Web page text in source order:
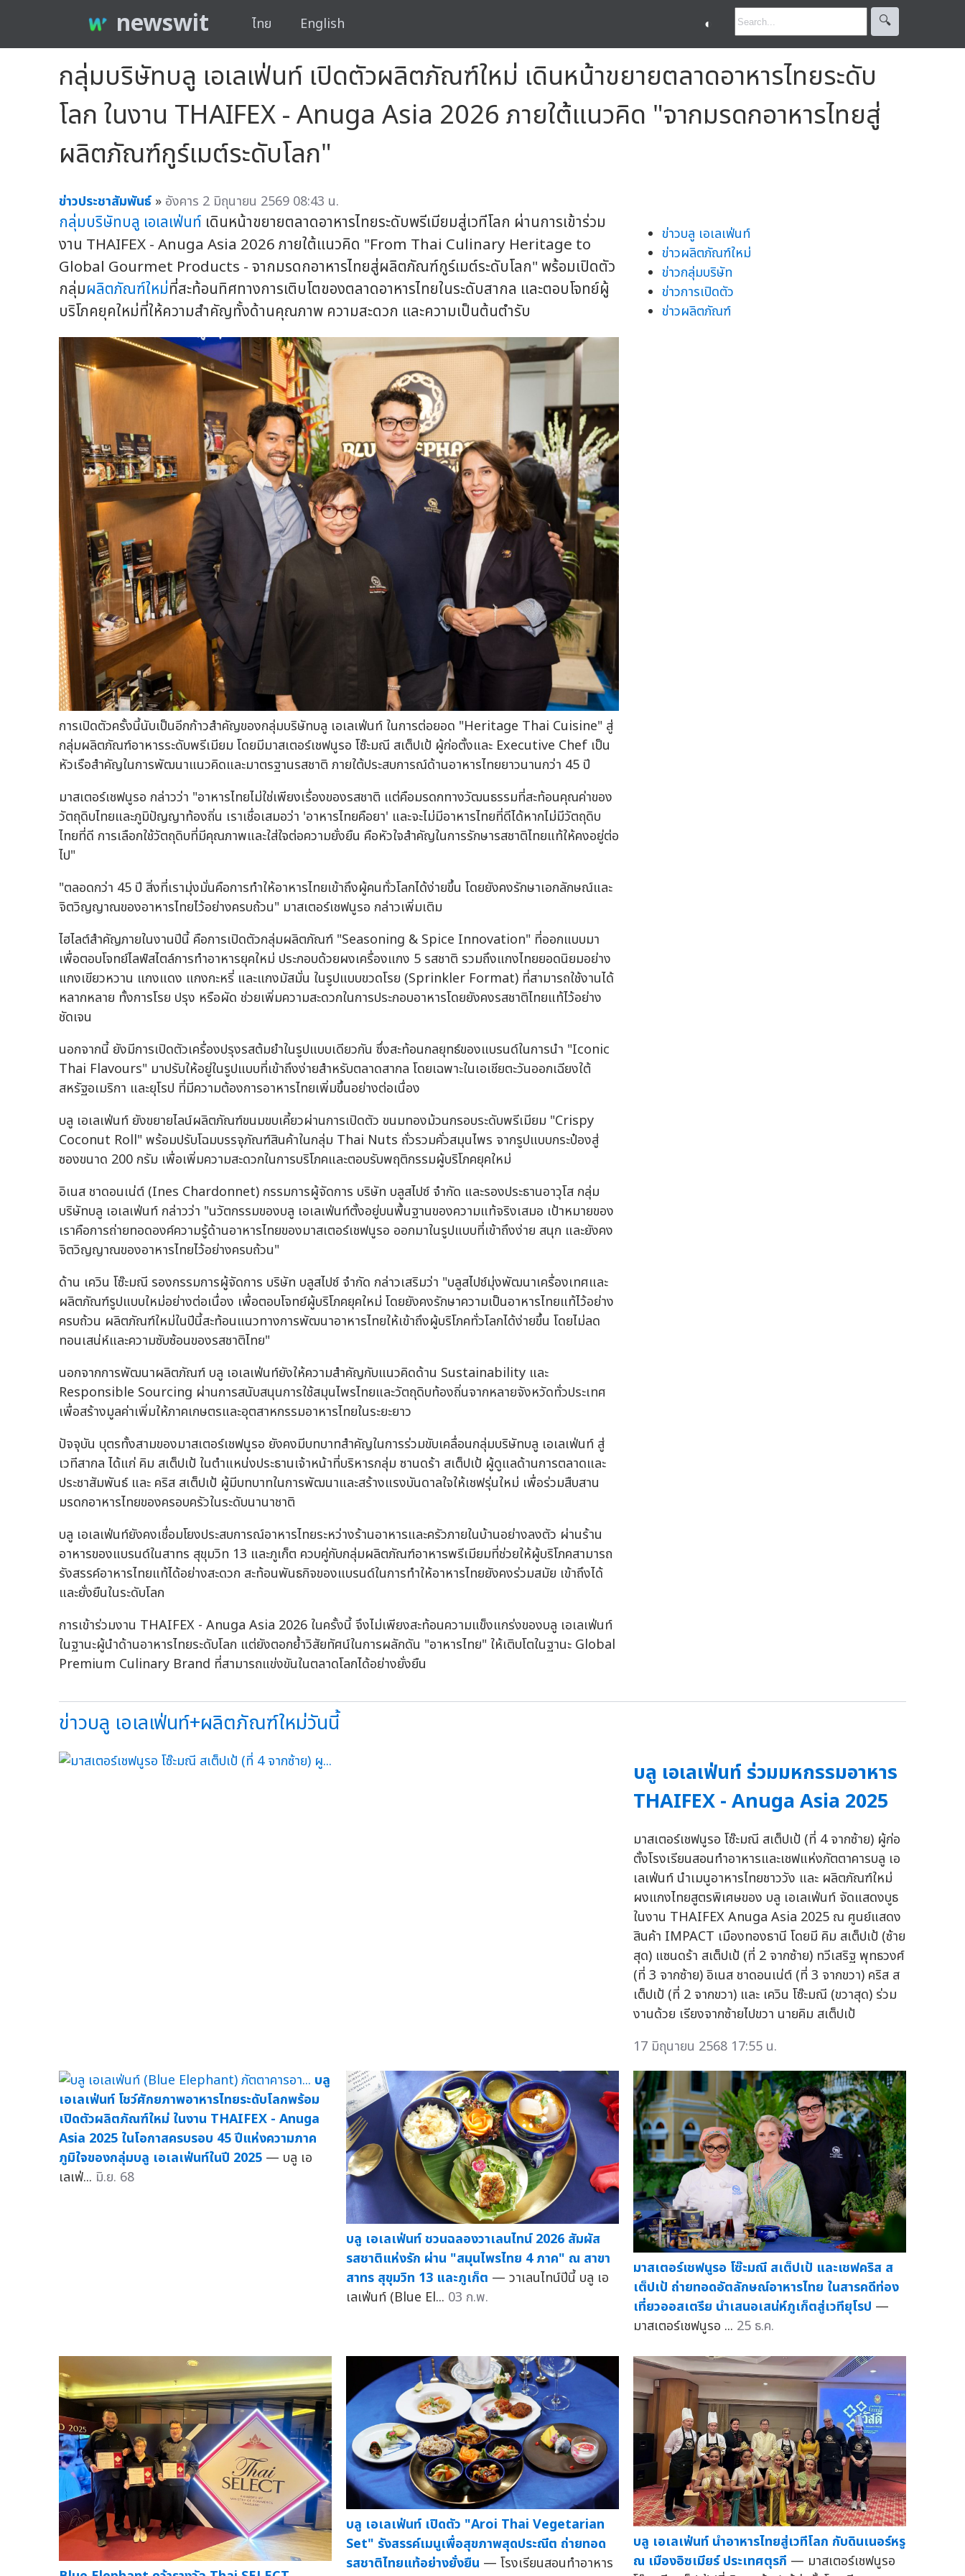
newswit ไทย English ◐ 🔍︎
กลุ่มบริษัทบลู เอเลเฟ่นท์ เปิดตัวผลิตภัณฑ์ใหม่ เดินหน้าขยายตลาดอาหารไทยระดับ
โลก ในงาน THAIFEX - Anuga Asia 2026 ภายใต้แนวคิด "จากมรดกอาหารไทยสู่
ผลิตภัณฑ์กูร์เมต์ระดับโลก"
ข่าวประชาสัมพันธ์ » อังคาร 2 มิถุนายน 2569 08:43 น.
กลุ่มบริษัทบลู เอเลเฟ่นท์ เดินหน้าขยายตลาดอาหารไทยระดับพรีเมียมสู่เวทีโลก ผ่านการเข้าร่วม
งาน THAIFEX - Anuga Asia 2026 ภายใต้แนวคิด "From Thai Culinary Heritage to
Global Gourmet Products - จากมรดกอาหารไทยสู่ผลิตภัณฑ์กูร์เมต์ระดับโลก" พร้อมเปิดตัว
กลุ่มผลิตภัณฑ์ใหม่ที่สะท้อนทิศทางการเติบโตของตลาดอาหารไทยในระดับสากล และตอบโจทย์ผู้
บริโภคยุคใหม่ที่ให้ความสำคัญทั้งด้านคุณภาพ ความสะดวก และความเป็นต้นตำรับ
การเปิดตัวครั้งนี้นับเป็นอีกก้าวสำคัญของกลุ่มบริษัทบลู เอเลเฟ่นท์ ในการต่อยอด "Heritage Thai Cuisine" สู่
กลุ่มผลิตภัณฑ์อาหารระดับพรีเมียม โดยมีมาสเตอร์เชฟนูรอ โซ๊ะมณี สเต็ปเป้ ผู้ก่อตั้งและ Executive Chef เป็น
หัวเรือสำคัญในการพัฒนาแนวคิดและมาตรฐานรสชาติ ภายใต้ประสบการณ์ด้านอาหารไทยยาวนานกว่า 45 ปี
มาสเตอร์เชฟนูรอ กล่าวว่า "อาหารไทยไม่ใช่เพียงเรื่องของรสชาติ แต่คือมรดกทางวัฒนธรรมที่สะท้อนคุณค่าของ
วัตถุดิบไทยและภูมิปัญญาท้องถิ่น เราเชื่อเสมอว่า 'อาหารไทยคือยา' และจะไม่มีอาหารไทยที่ดีได้หากไม่มีวัตถุดิบ
ไทยที่ดี การเลือกใช้วัตถุดิบที่มีคุณภาพและใส่ใจต่อความยั่งยืน คือหัวใจสำคัญในการรักษารสชาติไทยแท้ให้คงอยู่ต่อ
ไป"
"ตลอดกว่า 45 ปี สิ่งที่เรามุ่งมั่นคือการทำให้อาหารไทยเข้าถึงผู้คนทั่วโลกได้ง่ายขึ้น โดยยังคงรักษาเอกลักษณ์และ
จิตวิญญาณของอาหารไทยไว้อย่างครบถ้วน" มาสเตอร์เชฟนูรอ กล่าวเพิ่มเติม
ไฮไลต์สำคัญภายในงานปีนี้ คือการเปิดตัวกลุ่มผลิตภัณฑ์ "Seasoning & Spice Innovation" ที่ออกแบบมา
เพื่อตอบโจทย์ไลฟ์สไตล์การทำอาหารยุคใหม่ ประกอบด้วยผงเครื่องแกง 5 รสชาติ รวมถึงแกงไทยยอดนิยมอย่าง
แกงเขียวหวาน แกงแดง แกงกะหรี่ และแกงมัสมั่น ในรูปแบบขวดโรย (Sprinkler Format) ที่สามารถใช้งานได้
หลากหลาย ทั้งการโรย ปรุง หรือผัด ช่วยเพิ่มความสะดวกในการประกอบอาหารโดยยังคงรสชาติไทยแท้ไว้อย่าง
ชัดเจน
นอกจากนี้ ยังมีการเปิดตัวเครื่องปรุงรสต้มยำในรูปแบบเดียวกัน ซึ่งสะท้อนกลยุทธ์ของแบรนด์ในการนำ "Iconic
Thai Flavours" มาปรับให้อยู่ในรูปแบบที่เข้าถึงง่ายสำหรับตลาดสากล โดยเฉพาะในเอเชียตะวันออกเฉียงใต้
สหรัฐอเมริกา และยุโรป ที่มีความต้องการอาหารไทยเพิ่มขึ้นอย่างต่อเนื่อง
บลู เอเลเฟ่นท์ ยังขยายไลน์ผลิตภัณฑ์ขนมขบเคี้ยวผ่านการเปิดตัว ขนมทองม้วนกรอบระดับพรีเมียม "Crispy
Coconut Roll" พร้อมปรับโฉมบรรจุภัณฑ์สินค้าในกลุ่ม Thai Nuts ถั่วรวมคั่วสมุนไพร จากรูปแบบกระป๋องสู่
ซองขนาด 200 กรัม เพื่อเพิ่มความสะดวกในการบริโภคและตอบรับพฤติกรรมผู้บริโภคยุคใหม่
อิเนส ชาดอนเน่ต์ (Ines Chardonnet) กรรมการผู้จัดการ บริษัท บลูสไปซ์ จำกัด และรองประธานอาวุโส กลุ่ม
บริษัทบลู เอเลเฟ่นท์ กล่าวว่า "นวัตกรรมของบลู เอเลเฟ่นท์ตั้งอยู่บนพื้นฐานของความแท้จริงเสมอ เป้าหมายของ
เราคือการถ่ายทอดองค์ความรู้ด้านอาหารไทยของมาสเตอร์เชฟนูรอ ออกมาในรูปแบบที่เข้าถึงง่าย สนุก และยังคง
จิตวิญญาณของอาหารไทยไว้อย่างครบถ้วน"
ด้าน เควิน โซ๊ะมณี รองกรรมการผู้จัดการ บริษัท บลูสไปซ์ จำกัด กล่าวเสริมว่า "บลูสไปซ์มุ่งพัฒนาเครื่องเทศและ
ผลิตภัณฑ์รูปแบบใหม่อย่างต่อเนื่อง เพื่อตอบโจทย์ผู้บริโภคยุคใหม่ โดยยังคงรักษาความเป็นอาหารไทยแท้ไว้อย่าง
ครบถ้วน ผลิตภัณฑ์ใหม่ในปีนี้สะท้อนแนวทางการพัฒนาอาหารไทยให้เข้าถึงผู้บริโภคทั่วโลกได้ง่ายขึ้น โดยไม่ลด
ทอนเสน่ห์และความซับซ้อนของรสชาติไทย"
นอกจากการพัฒนาผลิตภัณฑ์ บลู เอเลเฟ่นท์ยังให้ความสำคัญกับแนวคิดด้าน Sustainability และ
Responsible Sourcing ผ่านการสนับสนุนการใช้สมุนไพรไทยและวัตถุดิบท้องถิ่นจากหลายจังหวัดทั่วประเทศ
เพื่อสร้างมูลค่าเพิ่มให้ภาคเกษตรและอุตสาหกรรมอาหารไทยในระยะยาว
ปัจจุบัน บุตรทั้งสามของมาสเตอร์เชฟนูรอ ยังคงมีบทบาทสำคัญในการร่วมขับเคลื่อนกลุ่มบริษัทบลู เอเลเฟ่นท์ สู่
เวทีสากล ได้แก่ คิม สเต็ปเป้ ในตำแหน่งประธานเจ้าหน้าที่บริหารกลุ่ม ซานดร้า สเต็ปเป้ ผู้ดูแลด้านการตลาดและ
ประชาสัมพันธ์ และ คริส สเต็ปเป้ ผู้มีบทบาทในการพัฒนาและสร้างแรงบันดาลใจให้เชฟรุ่นใหม่ เพื่อร่วมสืบสาน
มรดกอาหารไทยของครอบครัวในระดับนานาชาติ
บลู เอเลเฟ่นท์ยังคงเชื่อมโยงประสบการณ์อาหารไทยระหว่างร้านอาหารและครัวภายในบ้านอย่างลงตัว ผ่านร้าน
อาหารของแบรนด์ในสาทร สุขุมวิท 13 และภูเก็ต ควบคู่กับกลุ่มผลิตภัณฑ์อาหารพรีเมียมที่ช่วยให้ผู้บริโภคสามารถ
รังสรรค์อาหารไทยแท้ได้อย่างสะดวก สะท้อนพันธกิจของแบรนด์ในการทำให้อาหารไทยยังคงร่วมสมัย เข้าถึงได้
และยั่งยืนในระดับโลก
การเข้าร่วมงาน THAIFEX - Anuga Asia 2026 ในครั้งนี้ จึงไม่เพียงสะท้อนความแข็งแกร่งของบลู เอเลเฟ่นท์
ในฐานะผู้นำด้านอาหารไทยระดับโลก แต่ยังตอกย้ำวิสัยทัศน์ในการผลักดัน "อาหารไทย" ให้เติบโตในฐานะ Global
Premium Culinary Brand ที่สามารถแข่งขันในตลาดโลกได้อย่างยั่งยืน
ข่าวบลู เอเลเฟ่นท์
ข่าวผลิตภัณฑ์ใหม่
ข่าวกลุ่มบริษัท
ข่าวการเปิดตัว
ข่าวผลิตภัณฑ์
ข่าวบลู เอเลเฟ่นท์+ผลิตภัณฑ์ใหม่วันนี้
บลู เอเลเฟ่นท์ ร่วมมหกรรมอาหาร
THAIFEX - Anuga Asia 2025
มาสเตอร์เชฟนูรอ โซ๊ะมณี สเต็ปเป้ (ที่ 4 จากซ้าย) ผู้ก่อ
ตั้งโรงเรียนสอนทำอาหารและเชฟแห่งภัตตาคารบลู เอ
เลเฟ่นท์ นำเมนูอาหารไทยชาววัง และ ผลิตภัณฑ์ใหม่
ผงแกงไทยสูตรพิเศษของ บลู เอเลเฟ่นท์ จัดแสดงบูธ
ในงาน THAIFEX Anuga Asia 2025 ณ ศูนย์แสดง
สินค้า IMPACT เมืองทองธานี โดยมี คิม สเต็ปเป้ (ซ้าย
สุด) แซนดร้า สเต็ปเป้ (ที่ 2 จากซ้าย) ทวีเสริฐ พุทธวงศ์
(ที่ 3 จากซ้าย) อิเนส ชาดอนเน่ต์ (ที่ 3 จากขวา) คริส ส
เต็ปเป้ (ที่ 2 จากขวา) และ เควิน โซ๊ะมณี (ขวาสุด) ร่วม
งานด้วย เรียงจากซ้ายไปขวา นายคิม สเต็ปเป้
17 มิถุนายน 2568 17:55 น.
บลู
เอเลเฟ่นท์ โชว์ศักยภาพอาหารไทยระดับโลกพร้อม
เปิดตัวผลิตภัณฑ์ใหม่ ในงาน THAIFEX - Anuga
Asia 2025 ในโอกาสครบรอบ 45 ปีแห่งความภาค
ภูมิใจของกลุ่มบลู เอเลเฟ่นท์ในปี 2025 — บลู เอ
เลเฟ่... มิ.ย. 68
บลู เอเลเฟ่นท์ ชวนฉลองวาเลนไทน์ 2026 สัมผัส
รสชาติแห่งรัก ผ่าน "สมุนไพรไทย 4 ภาค" ณ สาขา
สาทร สุขุมวิท 13 และภูเก็ต — วาเลนไทน์ปีนี้ บลู เอ
เลเฟ่นท์ (Blue El... 03 ก.พ.
มาสเตอร์เชฟนูรอ โซ๊ะมณี สเต็ปเป้ และเชฟคริส ส
เต็ปเป้ ถ่ายทอดอัตลักษณ์อาหารไทย ในสารคดีท่อง
เที่ยวออสเตรีย นำเสนอเสน่ห์ภูเก็ตสู่เวทียุโรป —
มาสเตอร์เชฟนูรอ ... 25 ธ.ค.
บลู เอเลเฟ่นท์ เปิดตัว "Aroi Thai Vegetarian
Set" รังสรรค์เมนูเพื่อสุขภาพสุดประณีต ถ่ายทอด
รสชาติไทยแท้อย่างยั่งยืน — โรงเรียนสอนทำอาหาร
บลู เอเลเฟ่นท์ นำอาหารไทยสู่เวทีโลก กับดินเนอร์หรู
ณ เมืองอิซเมียร์ ประเทศตุรกี — มาสเตอร์เชฟนูรอ